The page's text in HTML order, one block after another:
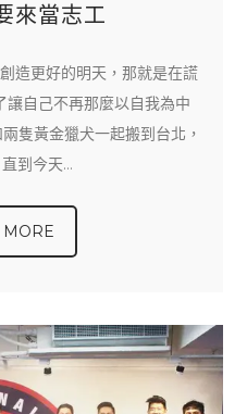
來當志工
造更好的明天，那就是在謊
自己不再那麼以自我為中
隻黃金獵犬一起搬到台北，
到今天…
MORE